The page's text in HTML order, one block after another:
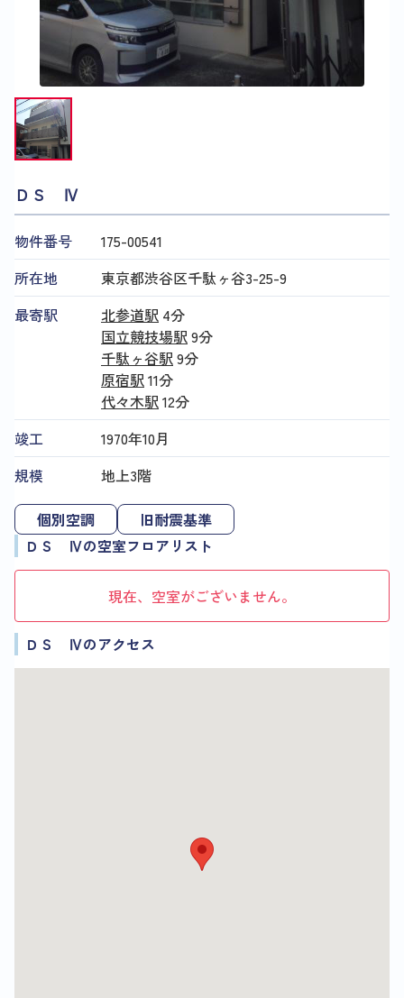
ＤＳ Ⅳ
物件番号
175​-​00541
所在地
東京都渋谷区千駄ヶ谷3-25-9
最寄駅
北参道駅 4分
国立競技場駅9分
千駄ヶ谷駅9分
原宿駅11分
代々木駅12分
竣工
1970年10月
規模
地上3階
個別空調
旧耐震基準
ＤＳ Ⅳの空室フロアリスト
現在、空室がございません。
ＤＳ Ⅳのアクセス